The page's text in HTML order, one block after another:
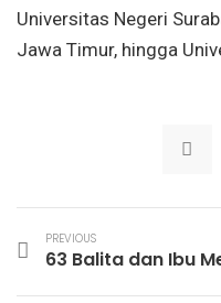
Universitas Negeri
Jawa Timur, hingga
PREVIOUS